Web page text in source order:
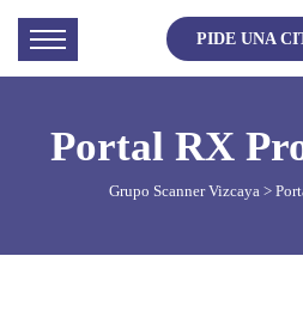
PIDE UNA
Portal RX
Grupo Scanner Vizcaya>